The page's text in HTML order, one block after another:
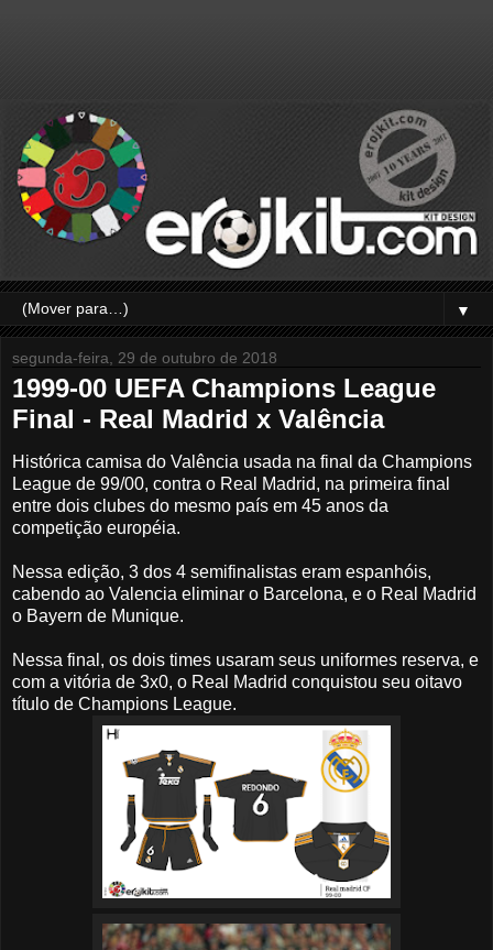
▼
segunda-feira, 29 de outubro de 2018
1999-00 UEFA Champions League
Final - Real Madrid x Valência
Histórica camisa do Valência usada na final da Champions
League de 99/00, contra o Real Madrid, na primeira final
entre dois clubes do mesmo país em 45 anos da
competição européia.
Nessa edição, 3 dos 4 semifinalistas eram espanhóis,
cabendo ao Valencia eliminar o Barcelona, e o Real Madrid
o Bayern de Munique.
Nessa final, os dois times usaram seus uniformes reserva, e
com a vitória de 3x0, o Real Madrid conquistou seu oitavo
título de Champions League.